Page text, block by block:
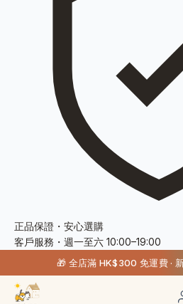
正品保證・安心選購
客戶服務・週一至六 10:00–19:00
🎁 全店滿 HK$300 免運費 ·